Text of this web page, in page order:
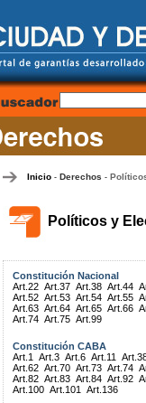
Inicio- Derechos -
Políticos y
Constitución Nacional
Art.22 Art.37 Art.38 Art.44
Art.52 Art.53 Art.54 Art.55
Art.63 Art.64 Art.65 Art.66
Art.74 Art.75 Art.99
Constitución CABA
Art.1
Art.3 Art.6 Art.11
Art.62 Art.70 Art.73 Art.74
Art.82 Art.83 Art.84 Art.92
Art.100 Art.101 Art.136